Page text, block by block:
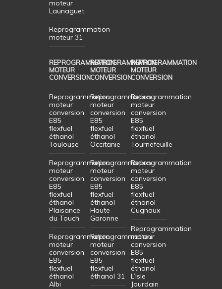
moteur
Launaguet
Reprogrammation
moteur 31
REPROGRAMMATION
MOTEUR
CONVERSION
Reprogrammation
moteur
conversion
E85
flexfuel
éthanol
Toulouse
Reprogrammation
moteur
conversion
E85
flexfuel
éthanol
Plaisance
du Touch
Reprogrammation
moteur
conversion
E85
flexfuel
éthanol
Albi
REPROGRAMMATION
MOTEUR
CONVERSION
Reprogrammation
moteur
conversion
E85
flexfuel
éthanol
Occitanie
Reprogrammation
moteur
conversion
E85
flexfuel
éthanol
Haute
Garonne
Reprogrammation
moteur
conversion
E85
flexfuel
éthanol 31
REPROGRAMMATION
MOTEUR
CONVERSION
Reprogrammation
moteur
conversion
E85
flexfuel
éthanol
Tournefeuille
Reprogrammation
moteur
conversion
E85
flexfuel
éthanol
Cugnaux
Reprogrammation
moteur
conversion
E85
flexfuel
éthanol
L’Isle
Jourdain